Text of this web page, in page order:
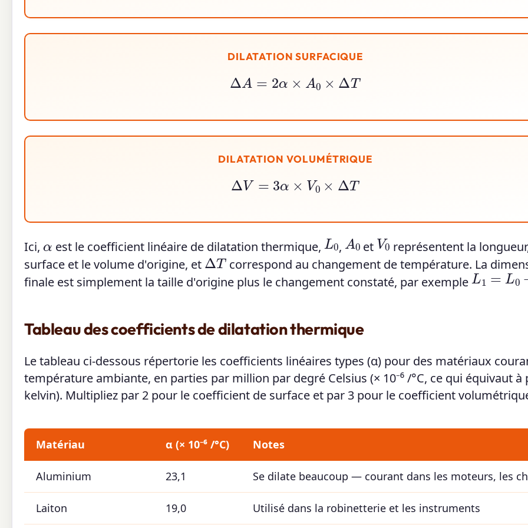
DILATATION SURFACIQUE
ΔA=2α × 0× Δ T
DILATATION VOLUMÉTRIQUE
Δ V=3α ×V0×Δ T
Ici, α est le coefficient linéaire de dilatation thermique, L0, A0 et V0 représentent la
surface et le volume d'origine, et ΔT correspond au changement de température. La
finale est simplement la taille d'origine plus le changement constaté, par exemple L1 =L0+Δ
Tableau des coefficients de dilatation thermique
Le tableau ci-dessous répertorie les coefficients linéaires types (α) pour des matériaux
température ambiante, en parties par million par degré Celsius (× 10⁻⁶ /°C, ce qui équivaut à
kelvin). Multipliez par 2 pour le coefficient de surface et par 3 pour le coefficient
Matériau α (× 10⁻⁶ /°C) Notes
Aluminium 23,1 Se dilate beaucoup — courant dans les moteurs, les
Laiton 19,0 Utilisé dans la robinetterie et les instruments